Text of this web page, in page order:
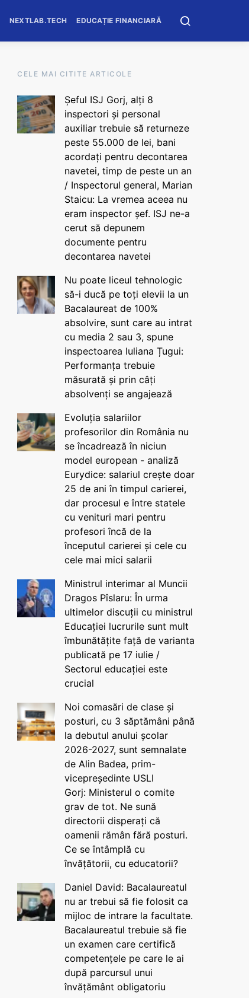
NEXTLAB.TECH EDUCAȚIE FINANCIARĂ
CELE MAI CITITE ARTICOLE
Șeful ISJ Gorj, alți 8
inspectori și personal
auxiliar trebuie să returneze
peste 55.000 de lei, bani
acordați pentru decontarea
navetei, timp de peste un an
/ Inspectorul general, Marian
Staicu: La vremea aceea nu
eram inspector șef. ISJ ne-a
cerut să depunem
documente pentru
decontarea navetei
Nu poate liceul tehnologic
să-i ducă pe toți elevii la un
Bacalaureat de 100%
absolvire, sunt care au intrat
cu media 2 sau 3, spune
inspectoarea Iuliana Țugui:
Performanța trebuie
măsurată și prin câți
absolvenți se angajează
Evoluția salariilor
profesorilor din România nu
se încadrează în niciun
model european - analiză
Eurydice: salariul crește doar
25 de ani în timpul carierei,
dar procesul e între statele
cu venituri mari pentru
profesori încă de la
începutul carierei și cele cu
cele mai mici salarii
Ministrul interimar al Muncii
Dragos Pîslaru: În urma
ultimelor discuții cu ministrul
Educației lucrurile sunt mult
îmbunătățite față de varianta
publicată pe 17 iulie /
Sectorul educației este
crucial
Noi comasări de clase și
posturi, cu 3 săptămâni până
la debutul anului școlar
2026-2027, sunt semnalate
de Alin Badea, prim-
vicepreședinte USLI
Gorj: Ministerul o comite
grav de tot. Ne sună
directorii disperați că
oamenii rămân fără posturi.
Ce se întâmplă cu
învățătorii, cu educatorii?
Daniel David: Bacalaureatul
nu ar trebui să fie folosit ca
mijloc de intrare la facultate.
Bacalaureatul trebuie să fie
un examen care certifică
competențele pe care le ai
după parcursul unui
învățământ obligatoriu